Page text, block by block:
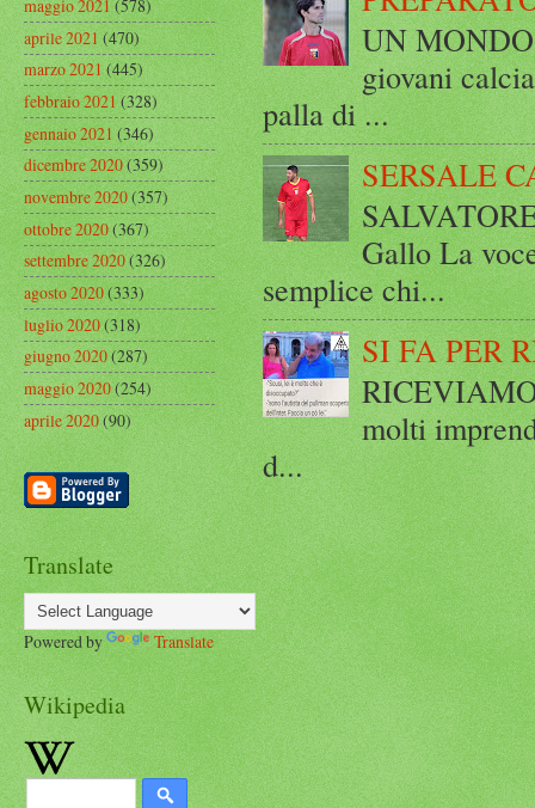
UN
giovani
palla di ...
SERSALE
Gallo La
semplice chi...
SI FA PER
molti
d...
maggio 2021(578)
aprile 2021(470)
marzo 2021(445)
febbraio 2021(328)
gennaio 2021(346)
dicembre 2020(359)
novembre 2020(357)
ottobre 2020(367)
settembre 2020(326)
agosto 2020(333)
luglio 2020(318)
giugno 2020(287)
maggio 2020(254)
aprile 2020(90)
Translate
Powered by Translate
Wikipedia